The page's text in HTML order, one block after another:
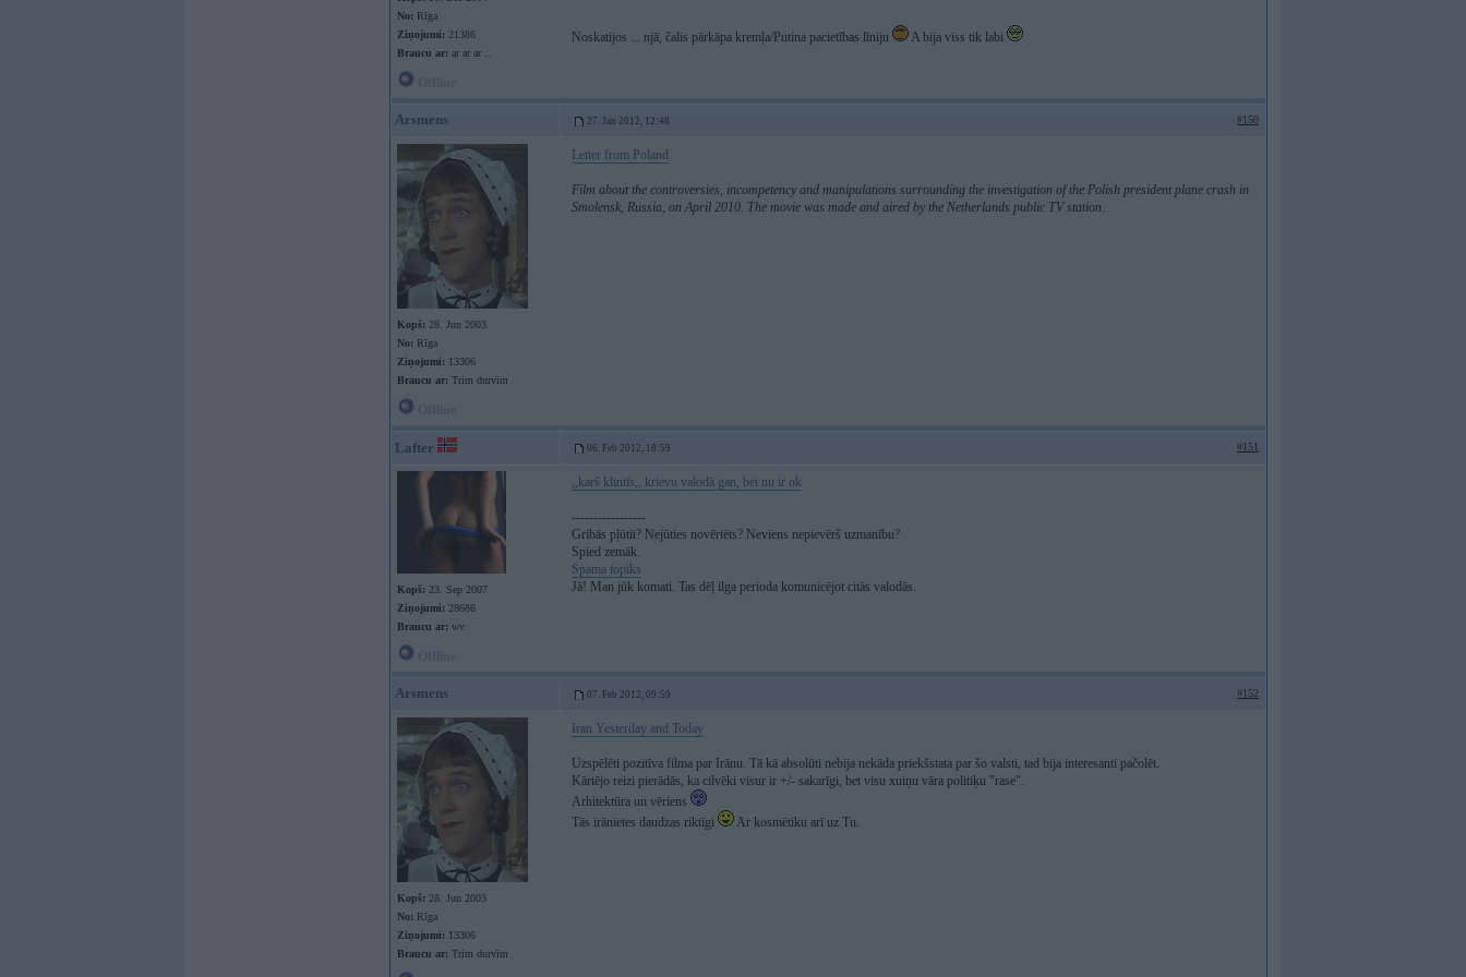
No: Rīga
Ziņojumi: 21386
Braucu ar: ar ar ar ..
Noskatijos ... njā, čalis pārkāpa kremļa/Putina pacietības līniju A bija viss tik labi
Arsmens 27. Jan 2012, 12:48 #150
Kopš: 28. Jun 2003
No: Rīga
Ziņojumi: 13306
Braucu ar: Trim durvīm
Letter from Poland
Film about the controversies, incompetency and manipulations surrounding the investigation of the Polish president plane crash in
Smolensk, Russia, on April 2010. The movie was made and aired by the Netherlands public TV station.
Lafter 06. Feb 2012, 18:59 #151
Kopš: 23. Sep 2007
Ziņojumi: 28686
Braucu ar: wv
,,karš klintīs,, krievu valodā gan, bet nu ir ok
-----------------
Gribās pļūtīt? Nejūties novērtēts? Neviens nepievērš uzmanību?
Spied zemāk.
Spama topiks
Jā! Man jūk komati. Tas dēļ ilga perioda komunicējot citās valodās.
Arsmens 07. Feb 2012, 09:59 #152
Kopš: 28. Jun 2003
No: Rīga
Ziņojumi: 13306
Braucu ar: Trim durvīm
Iran Yesterday and Today
Uzspēlēti pozitīva filma par Irānu. Tā kā absolūti nebija nekāda priekšstata par šo valsti, tad bija interesanti pačolēt.
Kārtējo reizi pierādās, ka cilvēki visur ir +/- sakarīgi, bet visu xuiņu vāra politiķu "rase".
Arhitektūra un vēriens
Tās irānietes daudzas riktīgi
Ar kosmētiku arī uz Tu.